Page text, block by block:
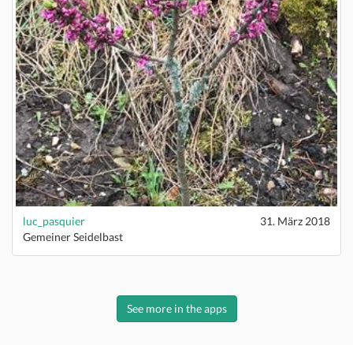
luc_pasquier
31. März 2018
Gemeiner Seidelbast
See more in the apps